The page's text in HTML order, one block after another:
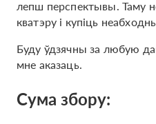
лепш перспектывы. Таму
кватэру і купіць
Буду ўдзячны за любую
мне аказаць.
Сума збору: